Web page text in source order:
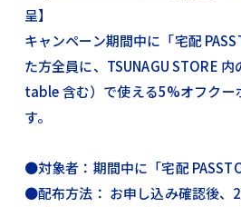
呈】
キャンペーン期間中に「宅配
た方全員に、TSUNAGU STORE 内
table 含む）で使える5%オフクー
す。
●対象者：期間中に「宅配
●配布方法： お申し込み確認後、